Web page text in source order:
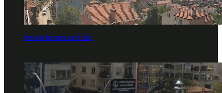
inebolu kamera canlı izle